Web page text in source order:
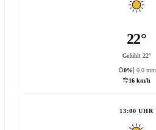
22°
Gefühlt 22°
0%
0.0 mm
16 km/h
13:00 UHR